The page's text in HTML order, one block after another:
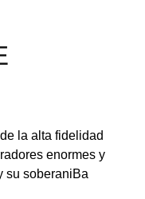
la alta fidelidad
enormes y
su soberaniВ­a